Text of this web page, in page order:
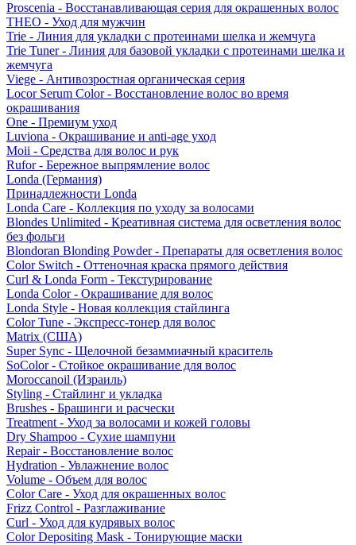
Proscenia - Восстанавливающая серия для окрашенных волос
THEO - Уход для мужчин
Trie - Линия для укладки с протеинами шелка и жемчуга
Trie Tuner - Линия для базовой укладки с протеинами шелка и
жемчуга
Viege - Антивозростная органическая серия
Locor Serum Color - Восстановление волос во время
окрашивания
One - Премиум уход
Luviona - Окрашивание и anti-age уход
Moii - Средства для волос и рук
Rufor - Бережное выпрямление волос
Londa (Германия)
Принадлежности Londa
Londa Care - Коллекция по уходу за волосами
Blondes Unlimited - Креативная система для осветления волос
без фольги
Blondoran Blonding Powder - Препараты для осветления волос
Color Switch - Оттеночная краска прямого действия
Curl & Londa Form - Текстурирование
Londa Color - Окрашивание для волос
Londa Style - Новая коллекция стайлинга
Color Tune - Экспресс-тонер для волос
Matrix (США)
Super Sync - Щелочной безаммиачный краситель
SoColor - Стойкое окрашивание для волос
Moroccanoil (Израиль)
Styling - Стайлинг и укладка
Brushes - Брашинги и расчески
Treatment - Уход за волосами и кожей головы
Dry Shampoo - Сухие шампуни
Repair - Восстановление волос
Hydration - Увлажнение волос
Volume - Объем для волос
Color Care - Уход для окрашенных волос
Frizz Control - Разглаживание
Curl - Уход для кудрявых волос
Color Depositing Mask - Тонирующие маски